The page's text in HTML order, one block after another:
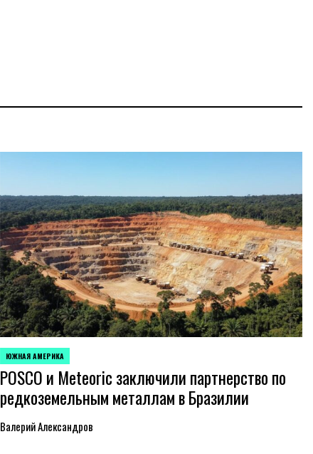
ОПУБЛИКОВАНО
В
ЮЖНАЯ АМЕРИКА
POSCO и Meteoric заключили партнерство по
редкоземельным металлам в Бразилии
Валерий Александров